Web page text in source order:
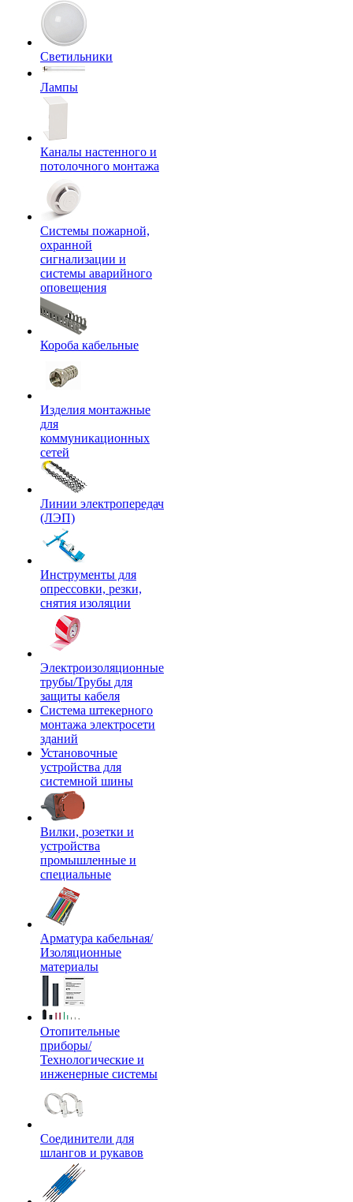
Светильники
Лампы
Каналы настенного и
потолочного монтажа
Системы пожарной,
охранной
сигнализации и
системы аварийного
оповещения
Короба кабельные
Изделия монтажные
для
коммуникационных
сетей
Линии электропередач
(ЛЭП)
Инструменты для
опрессовки, резки,
снятия изоляции
Электроизоляционные
трубы/Трубы для
защиты кабеля
Система штекерного
монтажа электросети
зданий
Установочные
устройства для
системной шины
Вилки, розетки и
устройства
промышленные и
специальные
Арматура кабельная/
Изоляционные
материалы
Отопительные
приборы/
Технологические и
инженерные системы
Соединители для
шлангов и рукавов